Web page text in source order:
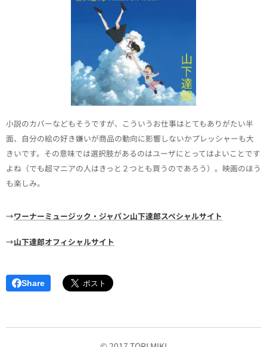
小説のカバーなどもそうですが、こういうお仕事はとてもありがたい半
面、自分の絵の好き嫌いが商品の動向に影響しないかプレッシャーも大
きいです。その意味では選択肢があるのはユーザにとってはよいことです
よね（でも超マニアの人はきっと２つとも買うのであろう）。映画のほう
も楽しみ。
→ワーナーミュージック・ジャパン山下達郎スペシャルサイト
→山下達郎オフィシャルサイト
Share